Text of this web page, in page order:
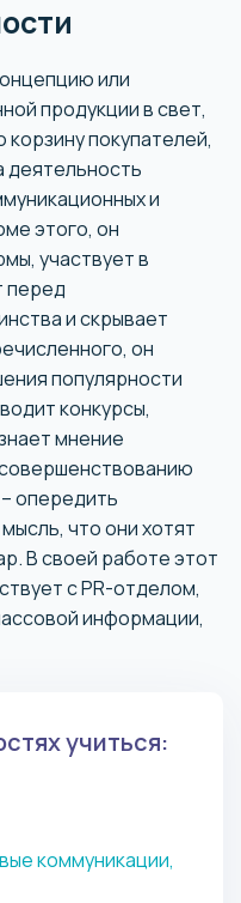
или
продукции в свет,
покупателей,
деятельность
и
этого, он
участвует в
перед
и скрывает
он
популярности
конкурсы,
мнение
– опередить
что они хотят
В своей работе этот
с PR-отделом,
информации,
учиться:
коммуникации,